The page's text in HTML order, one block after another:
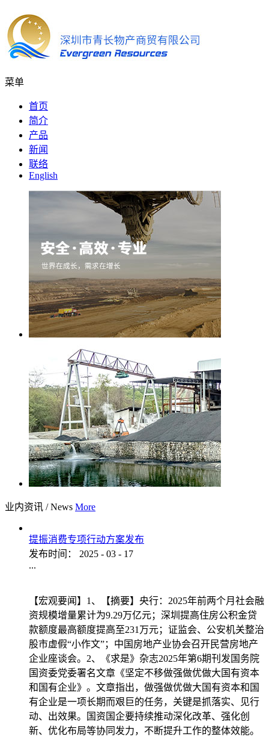
菜单
首页
简介
产品
新闻
联络
English
业内资讯 / News More
提振消费专项行动方案发布
发布时间：
2025 - 03 - 17
...
【宏观要闻】1、【摘要】央行：2025年前两个月社会融
资规模增量累计为9.29万亿元；深圳提高住房公积金贷
款额度最高额度提高至231万元；证监会、公安机关整治
股市虚假“小作文”；中国房地产业协会召开民营房地产
企业座谈会。2、《求是》杂志2025年第6期刊发国务院
国资委党委署名文章《坚定不移做强做优做大国有资本
和国有企业》。文章指出，做强做优做大国有资本和国
有企业是一项长期而艰巨的任务，关键是抓落实、见行
动、出效果。国资国企要持续推动深化改革、强化创
新、优化布局等协同发力，不断提升工作的整体效能。